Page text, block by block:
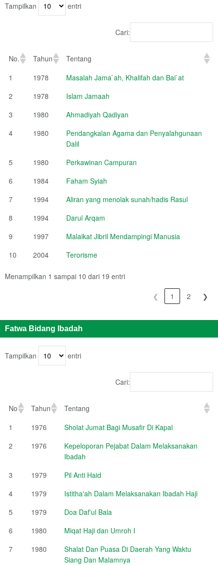
Tampilkan entri
Cari:
No. Tahun
Tentang
1
1978
Masalah Jama`ah, Khalifah dan Bai`at
2
1978
Islam Jamaah
3
1980
Ahmadiyah Qadiyan
4
1980
Pendangkalan Agama dan Penyalahgunaan
Dalil
5
1980
Perkawinan Campuran
6
1984
Faham Syiah
7
1994
Aliran yang menolak sunah/hadis Rasul
8
1994
Darul Arqam
9
1997
Malaikat Jibril Mendampingi Manusia
10
2004 Terorisme
Menampilkan 1 sampai 10 dari 19 entri
❮ 1 2 ❯
Fatwa Bidang Ibadah
Tampilkan entri
Cari:
No Tahun
Tentang
No
Tahun Tentang
1 1976
Sholat Jumat Bagi Musafir Di Kapal
2
1976
Kepeloporan Pejabat Dalam Melaksanakan
Ibadah
3
1979
Pil Anti Haid
4
1979
Istitha'ah Dalam Melaksanakan Ibadah Haji
5
1979
Doa Daf'ul Bala
6
1980
Miqat Haji dan Umroh I
7
1980
Shalat Dan Puasa Di Daerah Yang Waktu
Siang Dan Malamnya